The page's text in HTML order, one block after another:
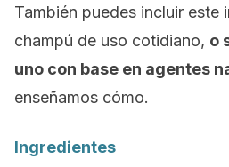
También puedes incluir este
champú de uso cotidiano, o
uno con base en agentes
enseñamos cómo.
Ingredientes